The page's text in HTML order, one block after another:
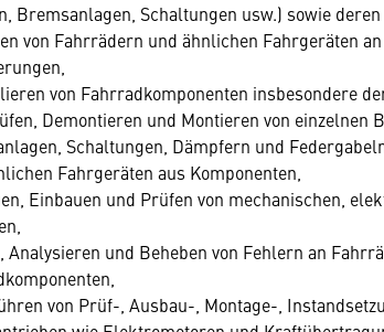
Bremsanlagen, Schaltungen usw.) sowie deren
von Fahrrädern und ähnlichen Fahrgeräten
von Fahrradkomponenten insbesondere
Demontieren und Montieren von einzelnen
Schaltungen, Dämpfern und
Fahrgeräten aus Komponenten,
Einbauen und Prüfen von mechanischen,
Analysieren und Beheben von Fehlern an
von Prüf-, Ausbau-, Montage-,